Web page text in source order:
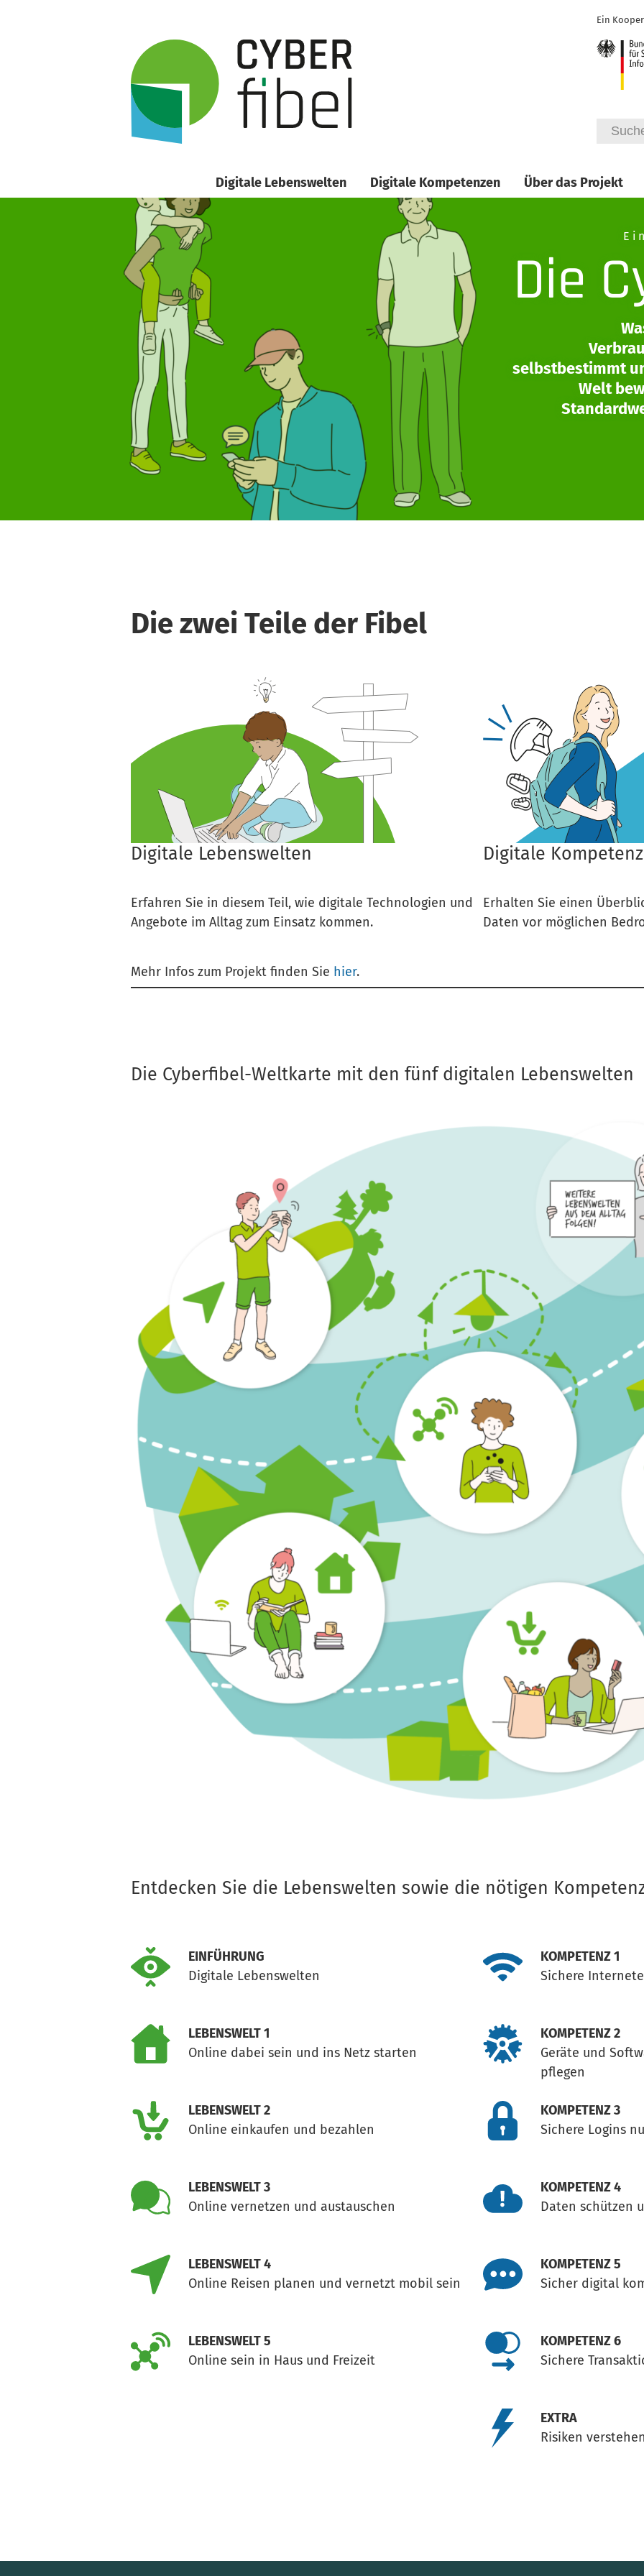
Ein
Digitale Lebenswelten Digitale Kompetenzen Über das Projekt
Die
selbstbestimmt
Welt
Die zwei Teile der Fibel
Digitale Lebenswelten
Erfahren Sie in diesem Teil, wie digitale Technologien und
Angebote im Alltag zum Einsatz kommen.
Digitale
Erhalten Sie einen
Daten vor möglichen
Mehr Infos zum Projekt finden Sie hier.
Die Cyberfibel-Weltkarte mit den fünf digitalen Lebenswelten
Entdecken Sie die Lebenswelten sowie die nötigen
EINFÜHRUNG
Digitale Lebenswelten
LEBENSWELT 1
Online dabei sein und ins Netz starten
LEBENSWELT 2
Online einkaufen und bezahlen
LEBENSWELT 3
Online vernetzen und austauschen
LEBENSWELT 4
Online Reisen planen und vernetzt mobil sein
LEBENSWELT 5
Online sein in Haus und Freizeit
KOMPETENZ 1
Sichere
KOMPETENZ 2
Geräte und
pflegen
KOMPETENZ 3
Sichere Logins
KOMPETENZ 4
Daten schützen
KOMPETENZ 5
Sicher digital
KOMPETENZ6
Sichere
EXTRA
Risiken